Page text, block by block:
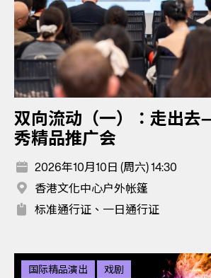
双向流动（一）：走出
秀精品推广会
2026年10月10日 (周六) 14:30
香港文化中心户外帐篷
标准通行证、一日通行证
国际精品演出 戏剧